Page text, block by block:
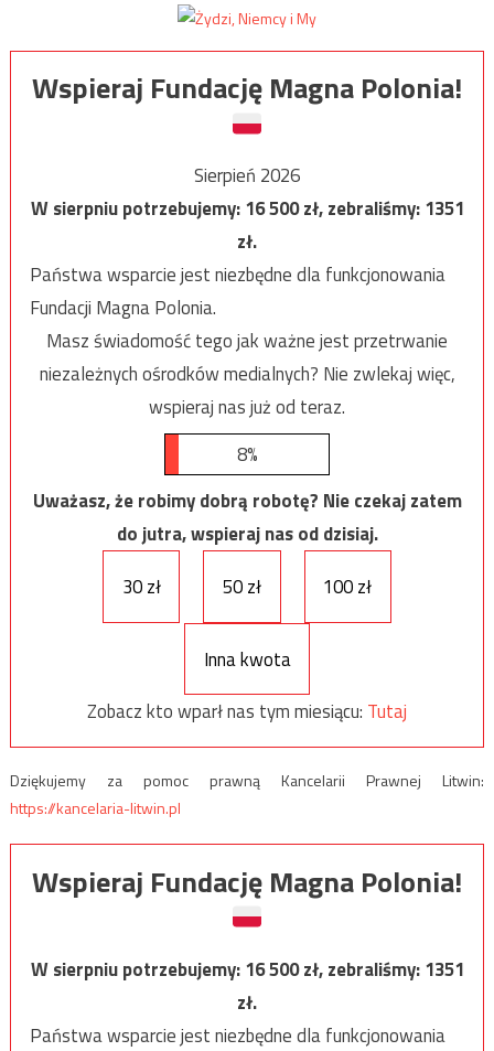
Wspieraj Fundację Magna Polonia!
Sierpień 2026
W sierpniu potrzebujemy:16 500zł, zebraliśmy:1351
zł.
Państwa wsparcie jest niezbędne dla funkcjonowania
Fundacji Magna Polonia.
Masz świadomość tego jak ważne jest przetrwanie
niezależnych ośrodków medialnych? Nie zwlekaj więc,
wspieraj nas już od teraz.
8%
Uważasz, że robimy dobrą robotę? Nie czekaj zatem
do jutra, wspieraj nas od dzisiaj.
30 zł
50 zł 100 zł
Inna kwota
Zobacz kto wparł nas tym miesiącu: Tutaj
Dziękujemy za pomoc prawną Kancelarii Prawnej Litwin:
https://kancelaria-litwin.pl
Wspieraj Fundację Magna Polonia!
W sierpniu potrzebujemy:16 500zł, zebraliśmy:1351
zł.
Państwa wsparcie jest niezbędne dla funkcjonowania